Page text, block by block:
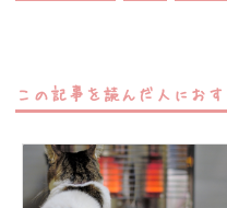
この記事を読んだ人にお